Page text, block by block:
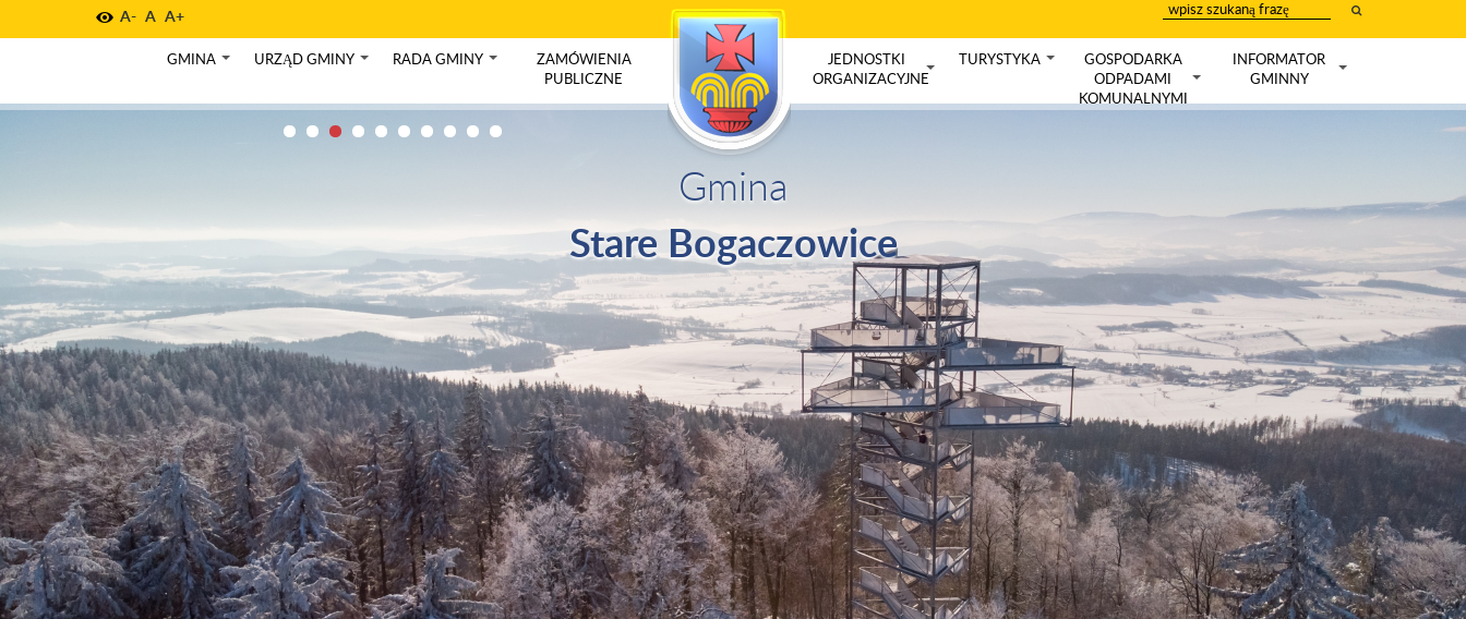
A- A A+
wpisz
szukany
tekst
GMINA URZĄD GMINY RADA GMINY
ZAMÓWIENIA
PUBLICZNE
JEDNOSTKI
ORGANIZACYJNE
TURYSTYKA
GOSPODARKA
ODPADAMI
KOMUNALNYMI
INFORMATOR
GMINNY
Gmina
Stare Bogaczowice